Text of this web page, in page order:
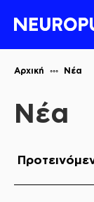
Αρχική Νέα
Νέα